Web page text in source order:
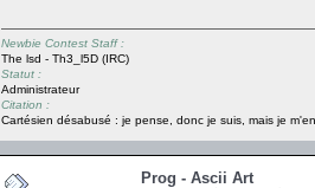
Newbie Contest Staff :
The lsd - Th3_l5D (IRC)
Statut :
Administrateur
Citation :
Cartésien désabusé : je pense, donc je suis, mais je
Prog - Ascii Art